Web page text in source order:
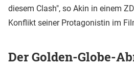
diesem Clash", so Akin in einem
Konflikt seiner Protagonistin im
Der Golden-Globe-